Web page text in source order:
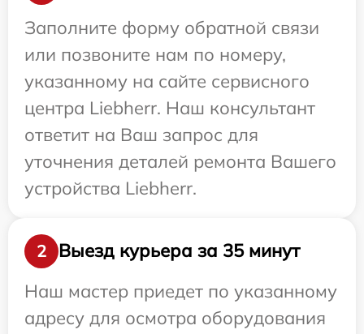
Заполните форму обратной связи
или позвоните нам по номеру,
указанному на сайте сервисного
центра Liebherr. Наш консультант
ответит на Ваш запрос для
уточнения деталей ремонта Вашего
устройства Liebherr.
2
Выезд курьера за 35 минут
Наш мастер приедет по указанному
адресу для осмотра оборудования